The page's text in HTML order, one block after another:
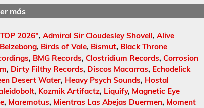
más
2026", Admiral Sir Cloudesley Shovell, Alive
Belzebong, Birds of Vale, Bismut, Black Throne
, BMG Records, Clostridium Records, Corrosion
, Dirty Filthy Records, Discos Macarras, Echodelick
Desert Water, Heavy Psych Sounds, Hostal
, Kozmik Artifactz, Liquify, Magnetic Eye
, Maremotus, Mientras Las Abejas Duermen, Moment